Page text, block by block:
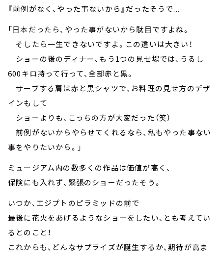
『前例がなく、やった事ないから』だったそうで...
「日本だったら、やった事がないから駄目ですよね。
そしたら一生できないですよ。この違いは大きい！
ショーの後のディナー、もう1つの見せ場では、うるし
600キロ持って行って、全部赤と黒。
サーブする肩は赤と黒シャツで、お料理の見せ方のデザ
インもして
ショーよりも、こっちの方が大変だった（笑）
前例がないからやらせてくれるなら、私もやった事ない
事をやりたいから。」
ミュージアム内の数多くの作品は価値が高く、
保険にも入れず、緊張のショーだったそう。
いつか、エジプトのピラミッドの前で
最後に花火をあげるようなショーをしたい、とも考えてい
るとのこと！
これからも、どんなサプライズが誕生するか、期待が高ま